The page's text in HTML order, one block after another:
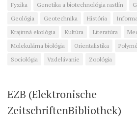
Fyzika
Genetika a biotechnológia rastlín
Geológia
Geotechnika História
Krajinná ekológia
Kultúra Literatúra
Molekulárna biológia
Orientalistika
Sociológia
Vzdelávanie Zoológia
EZB (Elektronische
ZeitschriftenBibliothek)